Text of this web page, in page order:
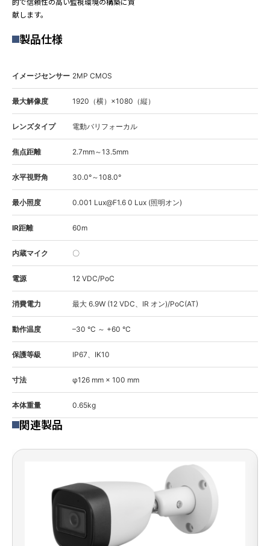
献します。
製品仕様
イメージセンサー 2MP CMOS
最大解像度 1920（横）×1080（縦）
レンズタイプ 電動バリフォーカル
焦点距離 2.7mm～13.5mm
水平視野角 30.0°～108.0°
最小照度 0.001 Lux@F1.6 0 Lux (照明オン)
IR距離 60m
内蔵マイク 〇
電源 12 VDC/PoC
消費電力 最大 6.9W (12 VDC、IR オン)/PoC(AT)
動作温度 –30 °C ～ +60 °C
保護等級 IP67、IK10
寸法 φ126 mm × 100 mm
本体重量 0.65kg
関連製品